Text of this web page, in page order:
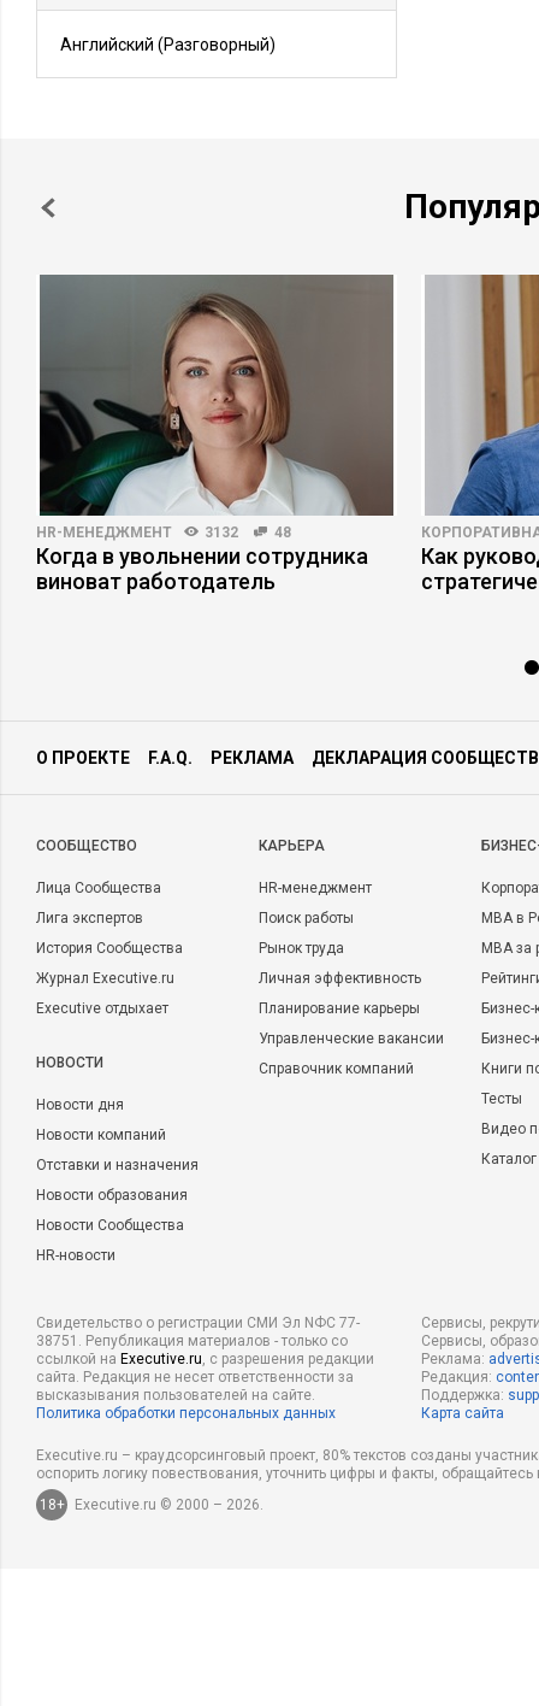
Английский (Разговорный)
HR-МЕНЕДЖМЕНТ 3132 48
Когда в увольнении сотрудника
виноват работодатель
Как
О ПРОЕКТЕ F.A.Q. РЕКЛАМА ДЕКЛАРАЦИЯ
CООБЩЕСТВО
Лица Сообщества
Лига экспертов
История Сообщества
Журнал Executive.ru
Executive отдыхает
НОВОСТИ
Новости дня
Новости компаний
Отставки и назначения
Новости образования
Новости Сообщества
HR-новости
КАРЬЕРА
HR-менеджмент
Поиск работы
Рынок труда
Личная эффективность
Планирование карьеры
Управленческие вакансии
Справочник компаний
MBA в
MBA
Бизнес-
Книги
Тесты
Видео
Свидетельство о регистрации СМИ Эл NФС 77-
38751. Републикация материалов - только со
ссылкой на Executive.ru, с разрешения редакции
сайта. Редакция не несет ответственности за
высказывания пользователей на сайте.
Политика обработки персональных данных
Сервисы,
Сервисы,
Реклама:
Редакция:
Поддержка:
Карта сайта
Executive.ru – краудсорсинговый проект, 80% текстов созданы
оспорить логику повествования, уточнить цифры и факты,
18+
Executive.ru © 2000 – 2026.